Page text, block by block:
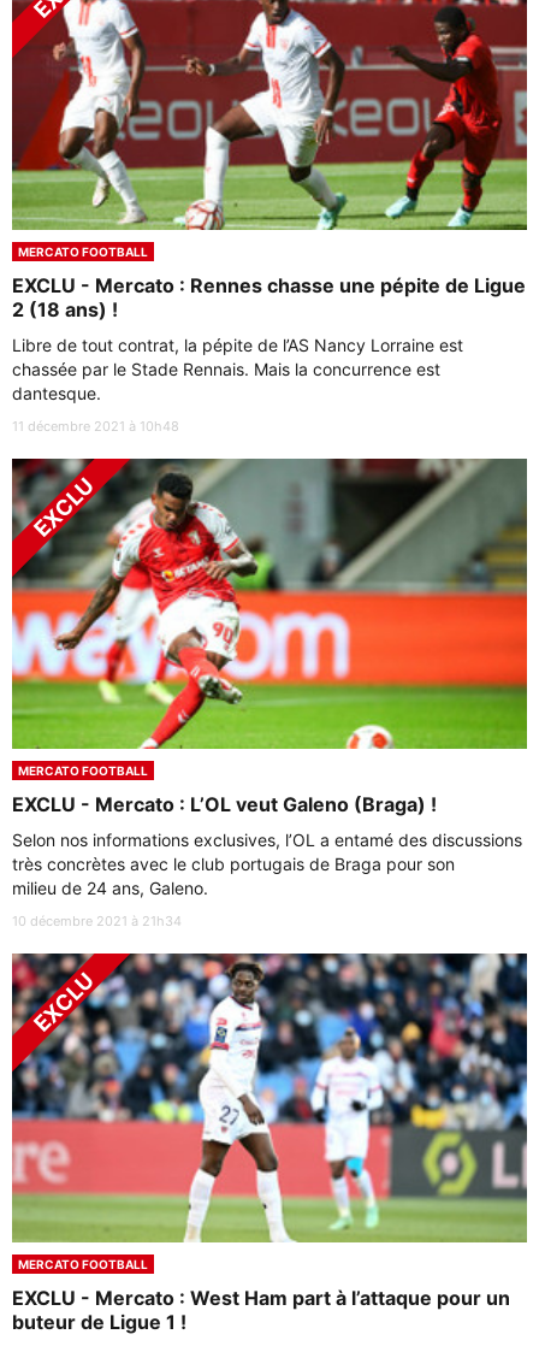
MERCATO FOOTBALL
EXCLU - Mercato : Rennes chasse une pépite de Ligue
2 (18 ans) !
Libre de tout contrat, la pépite de l’AS Nancy Lorraine est
chassée par le Stade Rennais. Mais la concurrence est
dantesque.
11 décembre 2021 à 10h48
MERCATO FOOTBALL
EXCLU - Mercato : L’OL veut Galeno (Braga) !
Selon nos informations exclusives, l’OL a entamé des discussions
très concrètes avec le club portugais de Braga pour son
milieu de 24 ans, Galeno.
10 décembre 2021 à 21h34
MERCATO FOOTBALL
EXCLU - Mercato : West Ham part à l’attaque pour un
buteur de Ligue 1 !